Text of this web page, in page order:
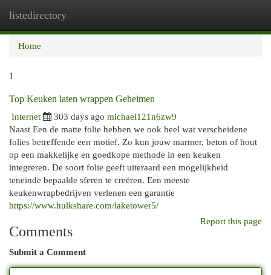
listedirectory
Home
1
Top Keuken laten wrappen Geheimen
Internet
303 days ago michael121n6zw9
Naast Een de matte folie hebben we ook heel wat verscheidene
folies betreffende een motief. Zo kun jouw marmer, beton of hout
op een makkelijke en goedkope methode in een keuken
integreren. De soort folie geeft uiteraard een mogelijkheid
teneinde bepaalde sferen te creëren. Een meeste
keukenwrapbedrijven verlenen een garantie
https://www.hulkshare.com/laketower5/
Report this page
Comments
Submit a Comment